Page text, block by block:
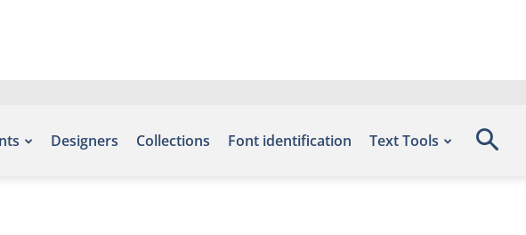
Designers Collections Font identification Text Tools